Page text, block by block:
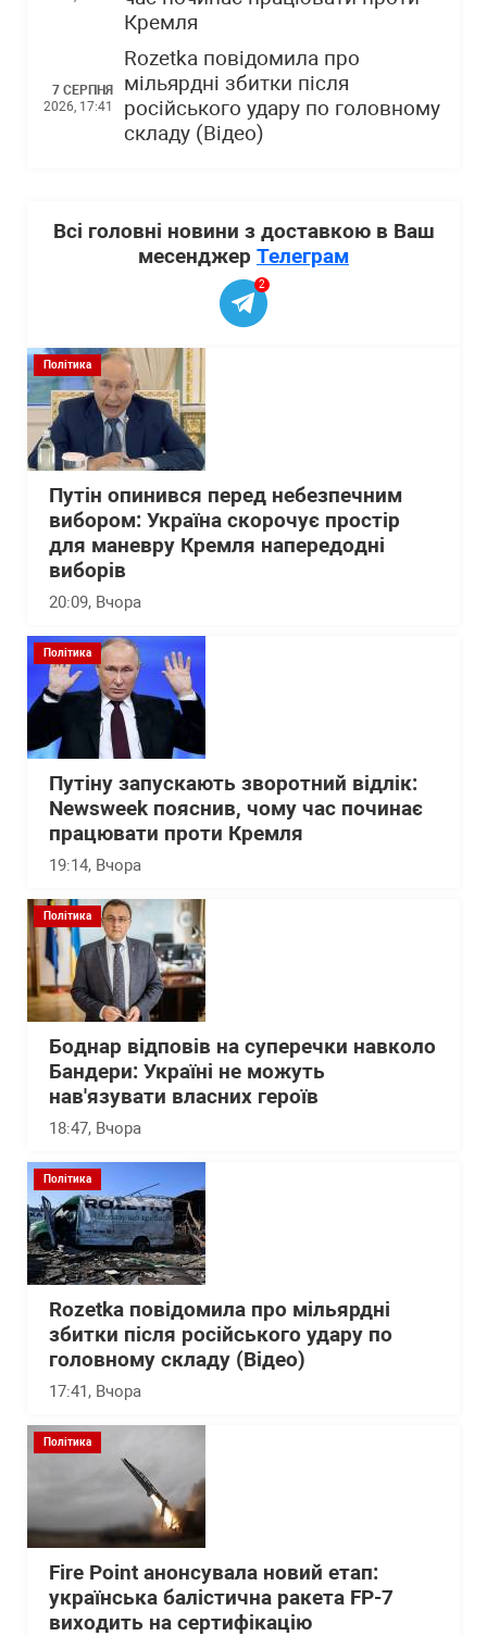
Кремля
7 СЕРПНЯ
2026, 17:41
Rozetka повідомила про
мільярдні збитки після
російського удару по головному
складу (Відео)
Всі головні новини з доставкою в Ваш
месенджер Телеграм
2
Політика
Путін опинився перед небезпечним
вибором: Україна скорочує простір
для маневру Кремля напередодні
виборів
20:09, Вчора
Політика
Путіну запускають зворотний відлік:
Newsweek пояснив, чому час починає
працювати проти Кремля
19:14, Вчора
Політика
Боднар відповів на суперечки навколо
Бандери: Україні не можуть
нав'язувати власних героїв
18:47, Вчора
Політика
Rozetka повідомила про мільярдні
збитки після російського удару по
головному складу (Відео)
17:41, Вчора
Політика
Fire Point анонсувала новий етап:
українська балістична ракета FP-7
виходить на сертифікацію